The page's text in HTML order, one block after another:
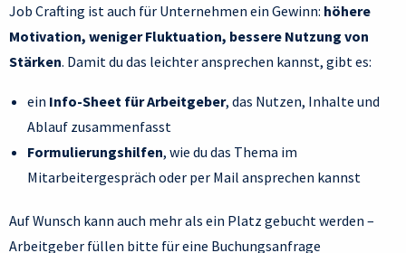
Job Crafting ist auch für Unternehmen ein Gewinn: höhere
Motivation, weniger Fluktuation, bessere Nutzung von
Stärken. Damit du das leichter ansprechen kannst, gibt es:
ein Info-Sheet für Arbeitgeber, das Nutzen, Inhalte und
Ablauf zusammenfasst
Formulierungshilfen, wie du das Thema im
Mitarbeitergespräch oder per Mail ansprechen kannst
Auf Wunsch kann auch mehr als ein Platz gebucht werden –
Arbeitgeber füllen bitte für eine Buchungsanfrage